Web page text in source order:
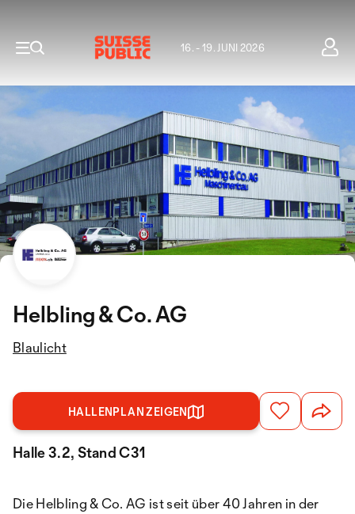
16. - 19. JUNI 2026
Helbling & Co. AG
Blaulicht
HALLENPLAN ZEIGEN
Halle 3.2, Stand C31
Die Helbling & Co. AG ist seit über 40 Jahren in der